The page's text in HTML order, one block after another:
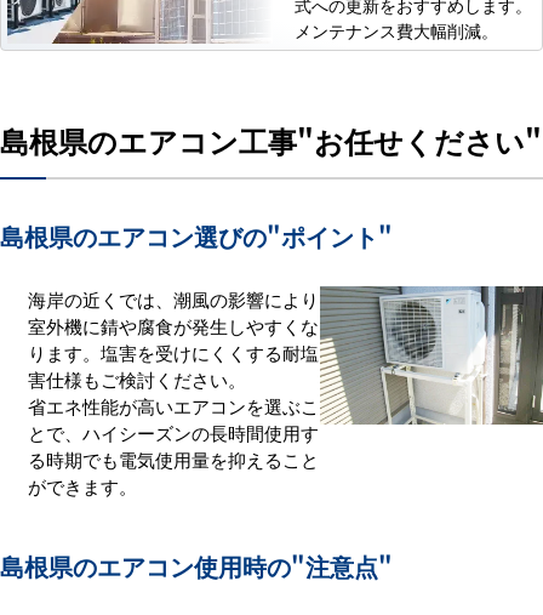
式への更新をおすすめします。
メンテナンス費大幅削減。
島根県のエアコン工事"お任せください"
島根県のエアコン選びの"ポイント"
海岸の近くでは、潮風の影響により
室外機に錆や腐食が発生しやすくな
ります。塩害を受けにくくする耐塩
害仕様もご検討ください。
省エネ性能が高いエアコンを選ぶこ
とで、ハイシーズンの長時間使用す
る時期でも電気使用量を抑えること
ができます。
島根県のエアコン使用時の"注意点"